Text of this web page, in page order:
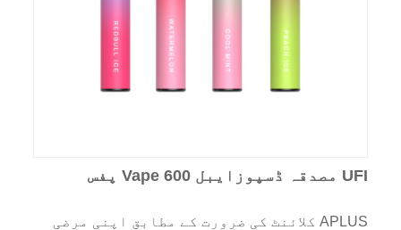
UFI مصدقہ ڈسپوزایبل Vape 600 پفس
APLUS کلائنٹ کی ضرورت کے مطابق اپنی مرضی